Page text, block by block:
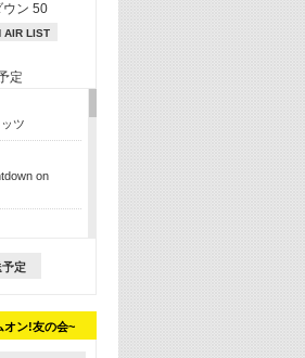
ウン 50
AIR LIST
定
ツ
on
ダウン 50
定
オン!友の会~